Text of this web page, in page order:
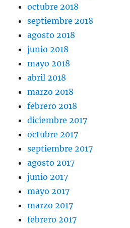
octubre 2018
septiembre 2018
agosto 2018
junio 2018
mayo 2018
abril 2018
marzo 2018
febrero 2018
diciembre 2017
octubre 2017
septiembre 2017
agosto 2017
junio 2017
mayo 2017
marzo 2017
febrero 2017